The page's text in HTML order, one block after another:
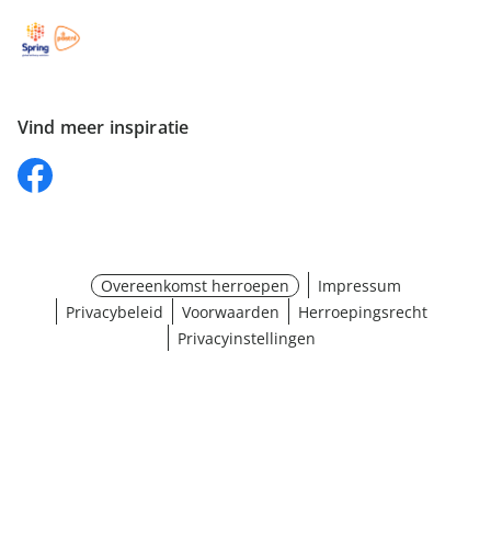
Vind meer inspiratie
Overeenkomst herroepen
Impressum
Privacybeleid
Voorwaarden
Herroepingsrecht
Privacyinstellingen